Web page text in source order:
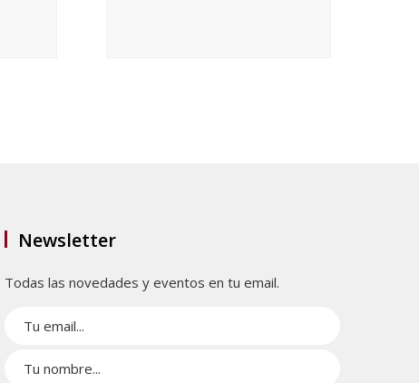
Newsletter
Todas las novedades y eventos en tu email.